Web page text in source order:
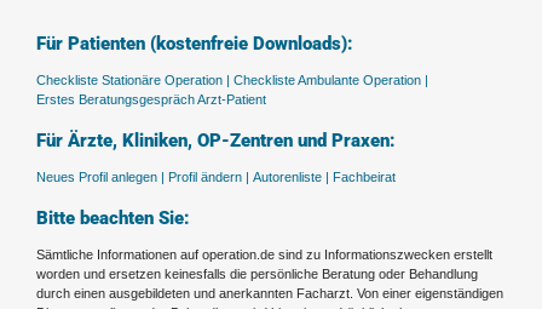
Für Patienten (kostenfreie Downloads):
Checkliste Stationäre Operation | Checkliste Ambulante Operation |
Erstes Beratungsgespräch Arzt-Patient
Für Ärzte, Kliniken, OP-Zentren und Praxen:
Neues Profil anlegen | Profil ändern | Autorenliste | Fachbeirat
Bitte beachten Sie:
Sämtliche Informationen auf operation.de sind zu Informationszwecken erstellt
worden und ersetzen keinesfalls die persönliche Beratung oder Behandlung
durch einen ausgebildeten und anerkannten Facharzt. Von einer eigenständigen